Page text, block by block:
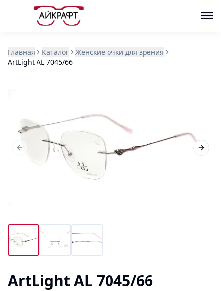
Главная Каталог
Женские очки для зрения
ArtLight AL 7045/66
Previous slide Next
ArtLight AL 7045/66